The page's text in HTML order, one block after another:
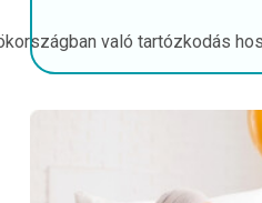
való tartózkodás